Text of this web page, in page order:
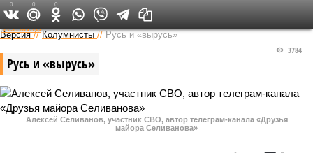
Федеральный выпуск
Версия //Колумнисты //Русь и «вырусь»
Русь и «вырусь»
3784
Алексей Селиванов, участник СВО, автор телеграм-канала «Друзья
майора Селиванова»
0 0 0